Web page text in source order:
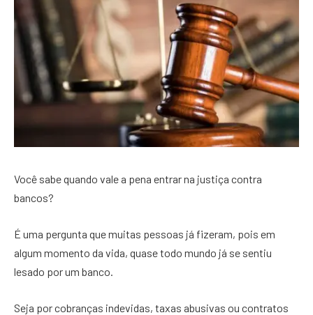
Você sabe quando vale a pena entrar na justiça contra
bancos?
É uma pergunta que muitas pessoas já fizeram, pois em
algum momento da vida, quase todo mundo já se sentiu
lesado por um banco.
Seja por cobranças indevidas, taxas abusivas ou contratos